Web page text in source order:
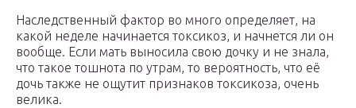
Наследственный фактор во много определяет, на
какой неделе начинается токсикоз, и начнется ли он
вообще. Если мать выносила свою дочку и не знала,
что такое тошнота по утрам, то вероятность, что её
дочь также не ощутит признаков токсикоза, очень
велика.